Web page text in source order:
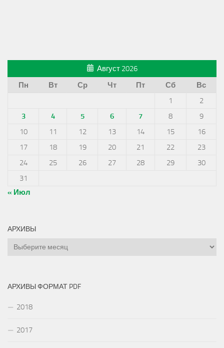
Август 2026
Пн
Вт Ср Чт Пт Сб
Вс
1
2
3
4 5 6 7 8
9
10
11 12 13 14 15
16
17
18 19 20 21 22
23
24
25 26 27 28 29
30
31
« Июл
АРХИВЫ
Архивы
АРХИВЫ ФОРМАТ PDF
2018
2017